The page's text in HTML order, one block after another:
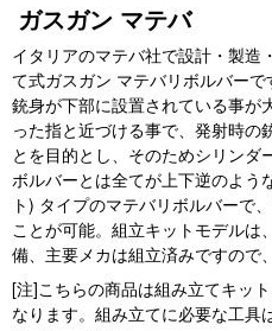
ガスガン マテバ
イタリアのマテバ社で設計・製造
て式ガスガン マテバリボルバーで
銃身が下部に設置されている事が
った指と近づける事で、発射時の
とを目的とし、そのためシリンダ
ボルバーとは全てが上下逆のよう
ト) タイプのマテバリボルバーで
ことが可能。組立キットモデルは
備、主要メカは組立済みですので
[注]こちらの商品は組み立てキッ
なります。組み立てに必要な工具